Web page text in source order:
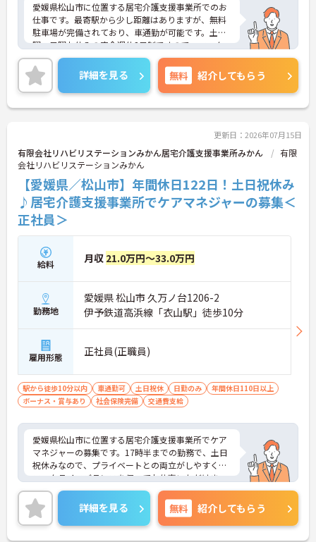
愛媛県松山市に位置する居宅介護支援事業所でのお
仕事です。最寄駅から少し距離はありますが、無料
駐車場が完備されており、車通勤が可能です。土
曜・日曜お休みの完全週休2日制ですので、ワーク
ライフバランスを重視した働き方も叶います。ご興
味のある方には、面接対策ポイントなど、さらに詳
細をお話しいたしますのでお気軽にご相談くださ
い！
詳細を見る 無料 紹介してもらう
更新日：2026年07月15日
有限会社リハビリステーションみかん居宅介護支援事業所みかん
有限
会社リハビリステーションみかん
【愛媛県／松山市】年間休日122日！土日祝休み
♪居宅介護支援事業所でケアマネジャーの募集＜
正社員＞
給料 月収 21.0万円～33.0万円
勤務地
愛媛県 松山市 久万ノ台1206-2
伊予鉄道高浜線「衣山駅」徒歩10分
雇用形態 正社員(正職員)
駅から徒歩10分以内 車通勤可 土日祝休 日勤のみ
年間休日110日以上
ボーナス・賞与あり
社会保険完備 交通費支給
愛媛県松山市に位置する居宅介護支援事業所でケア
マネジャーの募集です。17時半までの勤務で、土日
祝休みなので、プライベートとの両立がしやすく、
ワークライフバランスを保ってお仕事いただけま
す！また、無料駐車場完備で、マイカー通勤ができ
るので快適です♪ご興味のある方はご面接のポイン
トお伝えしますのでご気軽にお問い合わせくださ
い。
詳細を見る 無料 紹介してもらう